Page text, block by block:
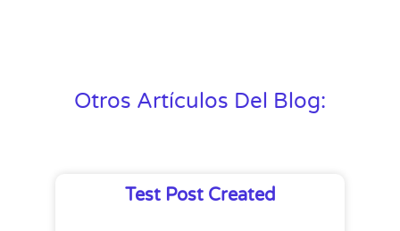
Otros Artículos Del Blog:
Test Post Created